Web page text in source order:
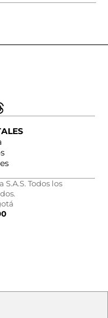
Todos los